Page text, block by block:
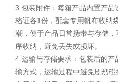
3.包装附件：每箱产品内置产
格证各1份，配套专用帆布收纳
潮，便于产品日常携带与存储
序收纳，避免丢失或损坏。
4.运输与存储要求：包装后的
输方式，运输过程中避免剧烈